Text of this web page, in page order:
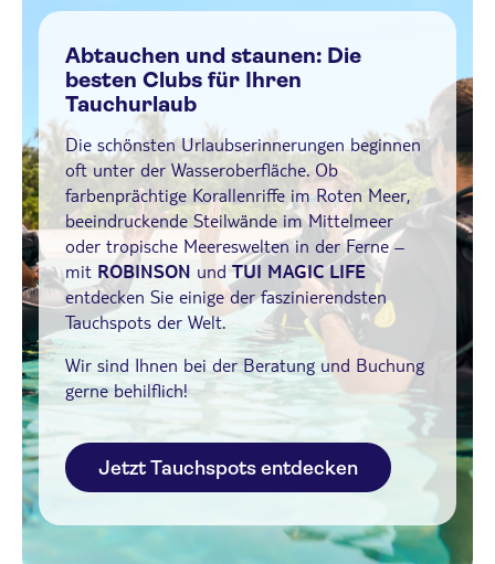
Abtauchen und staunen: Die
besten Clubs für Ihren
Tauchurlaub
Die schönsten Urlaubserinnerungen beginnen
oft unter der Wasseroberfläche. Ob
farbenprächtige Korallenriffe im Roten Meer,
beeindruckende Steilwände im Mittelmeer
oder tropische Meereswelten in der Ferne –
mit ROBINSON undTUI MAGIC LIFE
entdecken Sie einige der faszinierendsten
Tauchspots der Welt.
Wir sind Ihnen bei der Beratung und Buchung
gerne behilflich!
Jetzt Tauchspots entdecken